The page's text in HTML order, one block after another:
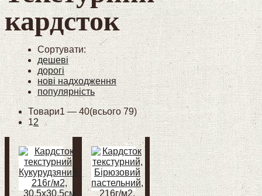
кардсток
Сортувати:
дешеві
дорогі
нові надходження
популярність
Товари1 —40(всього 79)
12